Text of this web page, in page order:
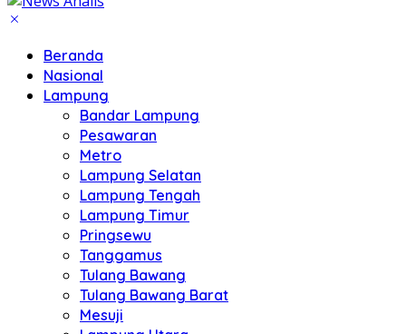
Beranda
Nasional
Lampung
Bandar Lampung
Pesawaran
Metro
Lampung Selatan
Lampung Tengah
Lampung Timur
Pringsewu
Tanggamus
Tulang Bawang
Tulang Bawang Barat
Mesuji